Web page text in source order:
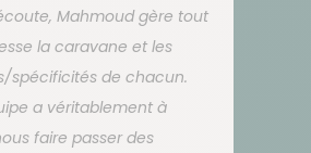
Mahmoud gère tout
la caravane et les
spécificités de chacun.
a véritablement à
faire passer des